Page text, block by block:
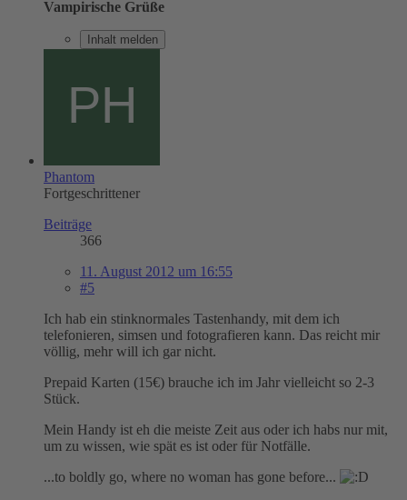
Vampirische Grüße
Inhalt melden
Phantom
Fortgeschrittener
Beiträge
366
11. August 2012 um 16:55
#5
Ich hab ein stinknormales Tastenhandy, mit dem ich
telefonieren, simsen und fotografieren kann. Das reicht mir
völlig, mehr will ich gar nicht.
Prepaid Karten (15€) brauche ich im Jahr vielleicht so 2-3
Stück.
Mein Handy ist eh die meiste Zeit aus oder ich habs nur mit,
um zu wissen, wie spät es ist oder für Notfälle.
...to boldly go, where no woman has gone before...